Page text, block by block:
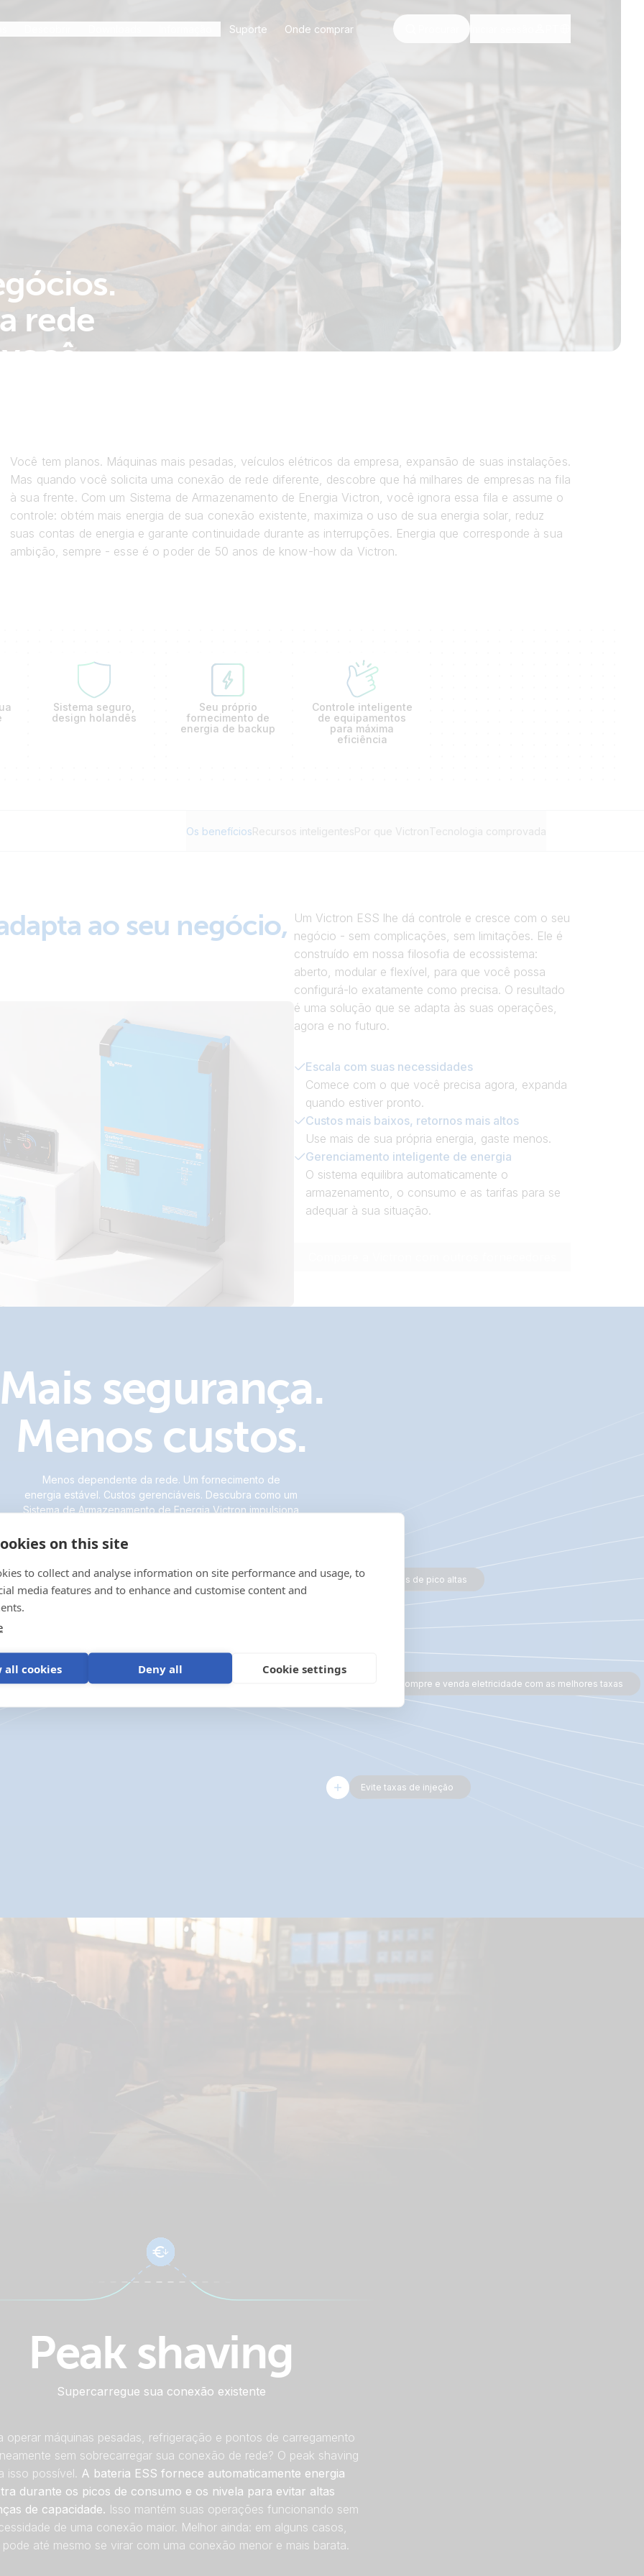
on this site
to collect and analyse information on site performance and usage, to
media features and to enhance and customise content and
all cookies Deny all Cookie settings
Suporte Onde comprar
rede
Você tem planos. Máquinas mais pesadas, veículos elétricos da empresa, expansão de suas instalações.
Mas quando você solicita uma conexão de rede diferente, descobre que há milhares de empresas na fila
à sua frente. Com um Sistema de Armazenamento de Energia Victron, você ignora essa fila e assume o
controle: obtém mais energia de sua conexão existente, maximiza o uso de sua energia solar, reduz
suas contas de energia e garante continuidade durante as interrupções. Energia que corresponde à sua
ambição, sempre - esse é o poder de 50 anos de know-how da Victron.
Sistema seguro,
design holandês
Seu próprio
fornecimento de
energia de backup
Controle inteligente
de equipamentos
para máxima
eficiência
Os benefíciosRecursos inteligentesPor que VictronTecnologia comprovada
ao seu negócio, Um Victron ESS lhe dá controle e cresce com o seu
negócio - sem complicações, sem limitações. Ele é
construído em nossa filosofia de ecossistema:
aberto, modular e flexível, para que você possa
configurá-lo exatamente como precisa. O resultado
é uma solução que se adapta às suas operações,
agora e no futuro.
Escala com suas necessidades
Comece com o que você precisa agora, expanda
quando estiver pronto.
Custos mais baixos, retornos mais altos
Use mais de sua própria energia, gaste menos.
Gerenciamento inteligente de energia
O sistema equilibra automaticamente o
armazenamento, o consumo e as tarifas para se
adequar à sua situação.
Mais segurança.
Menos custos.
Menos dependente da rede. Um fornecimento de
energia estável. Custos gerenciáveis. Descubra como um
Sistema de Armazenamento de Energia Victron impulsiona
Evite tarifas de pico altas
Compre e venda eletricidade com as melhores taxas
Evite taxas de injeção
Peak shaving
Supercarregue sua conexão existente
operar máquinas pesadas, refrigeração e pontos de carregamento
sem sobrecarregar sua conexão de rede? O peak shaving
isso possível. A bateria ESS fornece automaticamente energia
durante os picos de consumo e os nivela para evitar altas
de capacidade. Isso mantém suas operações funcionando sem
de uma conexão maior. Melhor ainda: em alguns casos,
até mesmo se virar com uma conexão menor e mais barata.